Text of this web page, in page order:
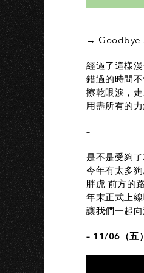
→ Goodbye
經過了這樣漫
錯過的時間不
擦乾眼淚，走
用盡所有的力
–
是不是受夠
今年有太多狗
胖虎 前方的
年末正式上線
讓我們一起
– 11/06（五